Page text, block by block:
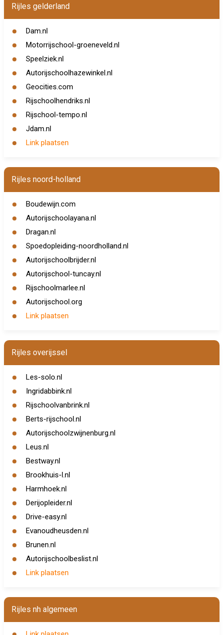
Rijles gelderland
Dam.nl
Motorrijschool-groeneveld.nl
Speelziek.nl
Autorijschoolhazewinkel.nl
Geocities.com
Rijschoolhendriks.nl
Rijschool-tempo.nl
Jdam.nl
Link plaatsen
Rijles noord-holland
Boudewijn.com
Autorijschoolayana.nl
Dragan.nl
Spoedopleiding-noordholland.nl
Autorijschoolbrijder.nl
Autorijschool-tuncay.nl
Rijschoolmarlee.nl
Autorijschool.org
Link plaatsen
Rijles overijssel
Les-solo.nl
Ingridabbink.nl
Rijschoolvanbrink.nl
Berts-rijschool.nl
Autorijschoolzwijnenburg.nl
Leus.nl
Bestway.nl
Brookhuis-l.nl
Harmhoek.nl
Derijopleider.nl
Drive-easy.nl
Evanoudheusden.nl
Brunen.nl
Autorijschoolbeslist.nl
Link plaatsen
Rijles nh algemeen